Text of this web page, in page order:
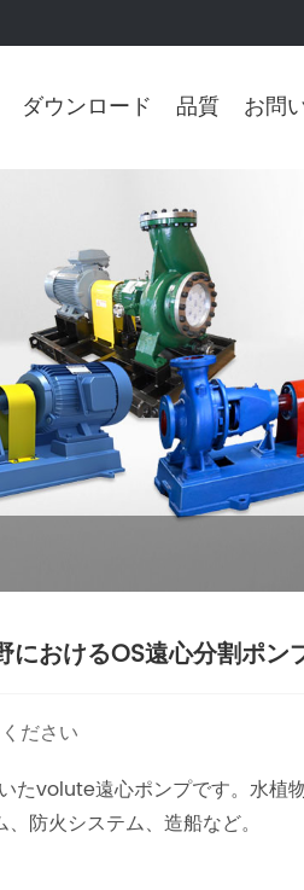
ダウンロード 品質 お問
おけるOS遠心分割ポン
ださい
たvolute遠心ポンプです。水植
防火システム、造船など。